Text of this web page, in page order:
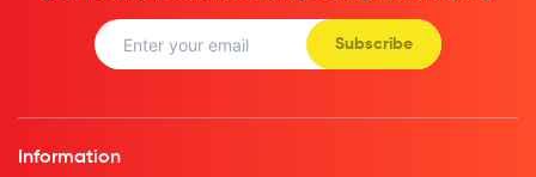
Subscribe
Information